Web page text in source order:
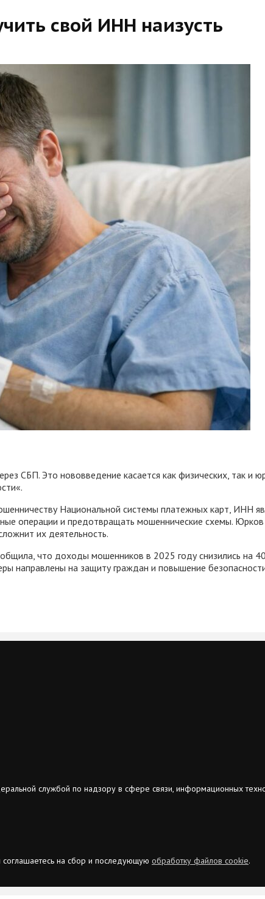
свой ИНН наизусть
СБП. Это нововведение касается как физических, так и
Национальной системы платежных карт, ИНН
операции и предотвращать мошеннические схемы.
их деятельность.
что доходы мошенников в 2025 году снизились на
направлены на защиту граждан и повышение
службой по надзору в сфере связи, информационных
на сбор и последующую обработку файлов cookie.